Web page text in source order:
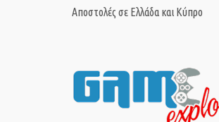
Αποστολές σε Ελλάδα και Κύπρο